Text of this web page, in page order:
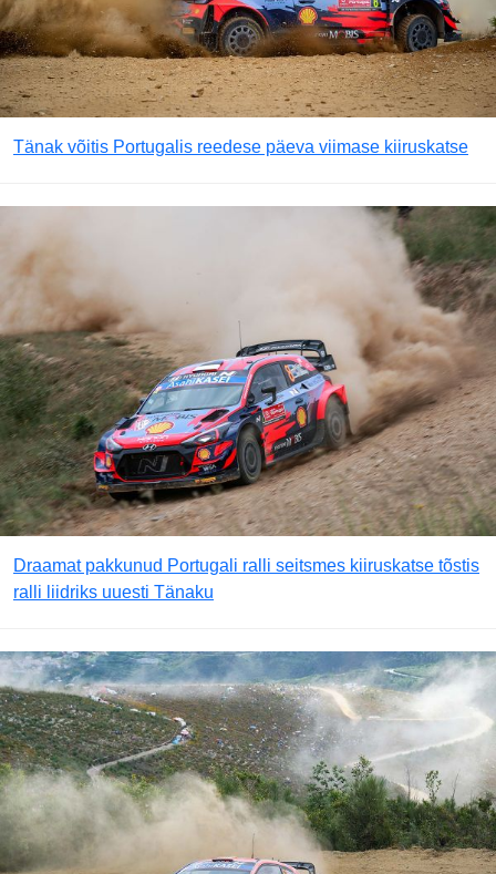
Tänak võitis Portugalis reedese päeva viimase kiiruskatse
Draamat pakkunud Portugali ralli seitsmes kiiruskatse tõstis
ralli liidriks uuesti Tänaku